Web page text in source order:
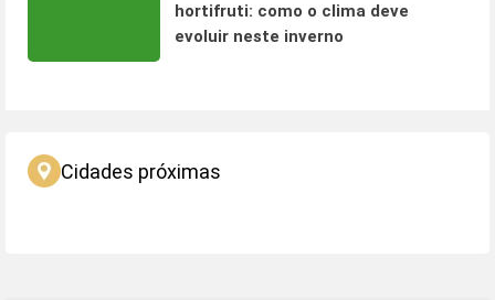
hortifruti: como o clima deve
evoluir neste inverno
Cidades próximas